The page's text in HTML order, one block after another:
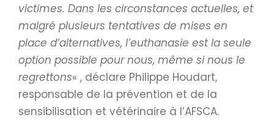
victimes. Dans les circonstances actuelles, et
malgré plusieurs tentatives de mises en
place d’alternatives, l’euthanasie est la seule
option possible pour nous, même si nous le
regrettons« , déclare Philippe Houdart,
responsable de la prévention et de la
sensibilisation et vétérinaire à l’AFSCA.